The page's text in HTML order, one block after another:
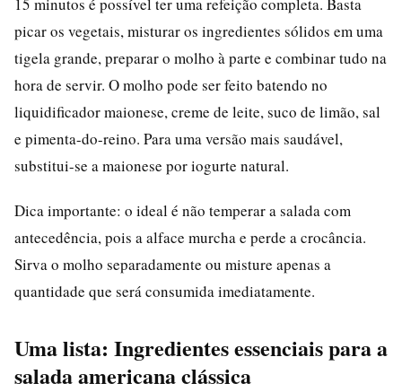
picar os vegetais, misturar os ingredientes sólidos em uma
tigela grande, preparar o molho à parte e combinar tudo na
hora de servir. O molho pode ser feito batendo no
liquidificador maionese, creme de leite, suco de limão, sal
e pimenta-do-reino. Para uma versão mais saudável,
substitui-se a maionese por iogurte natural.
Dica importante: o ideal é não temperar a salada com
antecedência, pois a alface murcha e perde a crocância.
Sirva o molho separadamente ou misture apenas a
quantidade que será consumida imediatamente.
Uma lista: Ingredientes essenciais para a
salada americana clássica